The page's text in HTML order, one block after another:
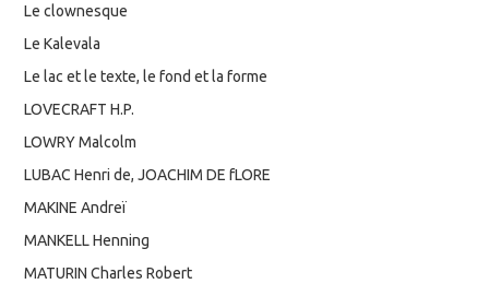
Le clownesque
Le Kalevala
Le lac et le texte, le fond et la forme
LOVECRAFT H.P.
LOWRY Malcolm
LUBAC Henri de, JOACHIM DE fLORE
MAKINE Andreï
MANKELL Henning
MATURIN Charles Robert